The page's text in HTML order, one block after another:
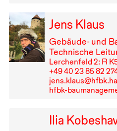
Jens Klaus
Gebäude- und
Technische
Lerchenfeld 2: R
+49⁠ ⁠40⁠ ⁠23⁠ ⁠85⁠ ⁠82⁠
hfbk-
Ilia